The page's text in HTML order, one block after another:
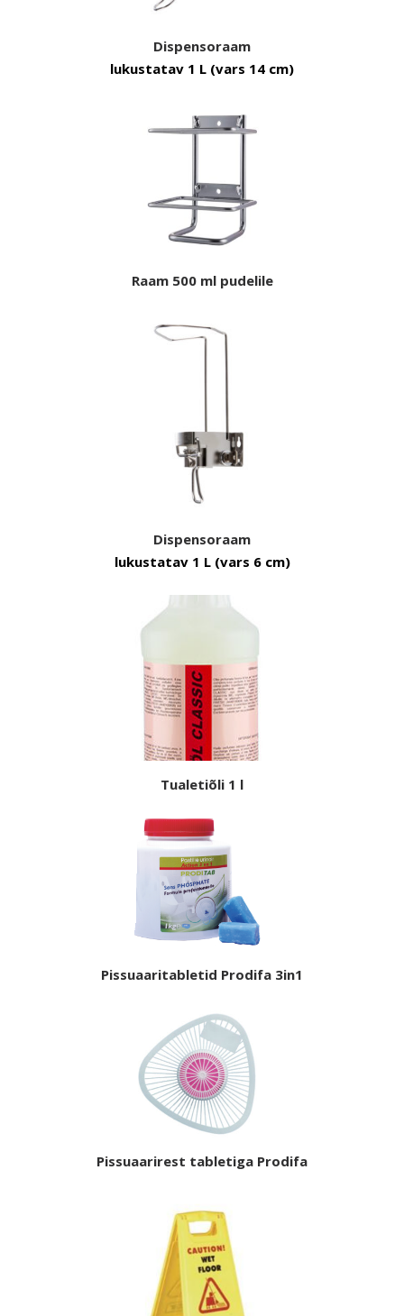
Dispensoraam
lukustatav 1 L (vars 14 cm)
Raam 500 ml pudelile
Dispensoraam
lukustatav 1 L (vars 6 cm)
Tualetiõli 1 l
Pissuaaritabletid Prodifa 3in1
Pissuaarirest tabletiga Prodifa